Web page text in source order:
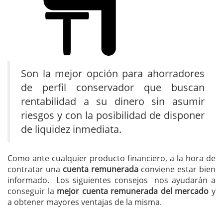
Son la mejor opción para ahorradores
de perfil conservador que buscan
rentabilidad a su dinero sin asumir
riesgos y con la posibilidad de disponer
de liquidez inmediata.
Como ante cualquier producto financiero, a la hora de
contratar una cuenta remunerada conviene estar bien
informado. Los siguientes consejos nos ayudarán a
conseguir la mejor cuenta remunerada del mercado y
a obtener mayores ventajas de la misma.